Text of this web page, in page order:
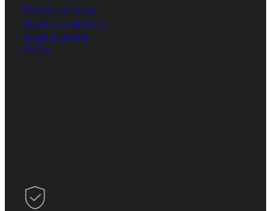
Pontos de venda
Gulden Draak Party
Sobre a cerveja
FAQ's